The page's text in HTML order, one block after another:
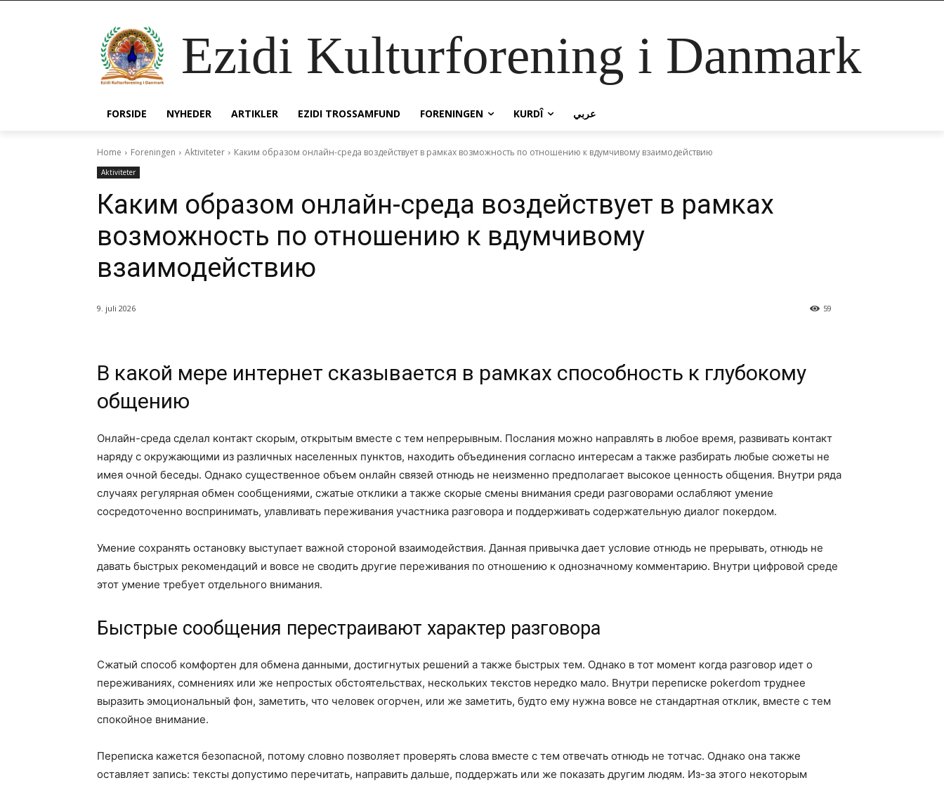
Ezidi Kulturforening i Danmark
FORSIDE NYHEDER ARTIKLER EZIDI TROSSAMFUND FORENINGEN KURDÎ عربي
Home Foreningen Aktiviteter Каким образом онлайн-среда воздействует в рамках возможность по отношению к вдумчивому взаимодействию
Aktiviteter
Каким образом онлайн-среда воздействует в рамках
возможность по отношению к вдумчивому
взаимодействию
9. juli 2026 59
В какой мере интернет сказывается в рамках способность к глубокому
общению
Онлайн-среда сделал контакт скорым, открытым вместе с тем непрерывным. Послания можно направлять в любое время, развивать контакт
наряду с окружающими из различных населенных пунктов, находить объединения согласно интересам а также разбирать любые сюжеты не
имея очной беседы. Однако существенное объем онлайн связей отнюдь не неизменно предполагает высокое ценность общения. Внутри ряда
случаях регулярная обмен сообщениями, сжатые отклики а также скорые смены внимания среди разговорами ослабляют умение
сосредоточенно воспринимать, улавливать переживания участника разговора и поддерживать содержательную диалог покердом.
Умение сохранять остановку выступает важной стороной взаимодействия. Данная привычка дает условие отнюдь не прерывать, отнюдь не
давать быстрых рекомендаций и вовсе не сводить другие переживания по отношению к однозначному комментарию. Внутри цифровой среде
этот умение требует отдельного внимания.
Быстрые сообщения перестраивают характер разговора
Сжатый способ комфортен для обмена данными, достигнутых решений а также быстрых тем. Однако в тот момент когда разговор идет о
переживаниях, сомнениях или же непростых обстоятельствах, нескольких текстов нередко мало. Внутри переписке pokerdom труднее
выразить эмоциональный фон, заметить, что человек огорчен, или же заметить, будто ему нужна вовсе не стандартная отклик, вместе с тем
спокойное внимание.
Переписка кажется безопасной, потому словно позволяет проверять слова вместе с тем отвечать отнюдь не тотчас. Однако она также
оставляет запись: тексты допустимо перечитать, направить дальше, поддержать или же показать другим людям. Из-за этого некоторым